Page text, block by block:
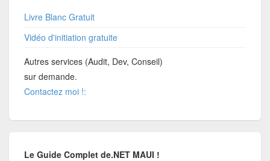
Livre Blanc Gratuit
Vidéo d'initiation gratuite
Autres services (Audit, Dev, Conseil)
sur demande.
Contactez moi !:
Le Guide Complet de.NET MAUI !